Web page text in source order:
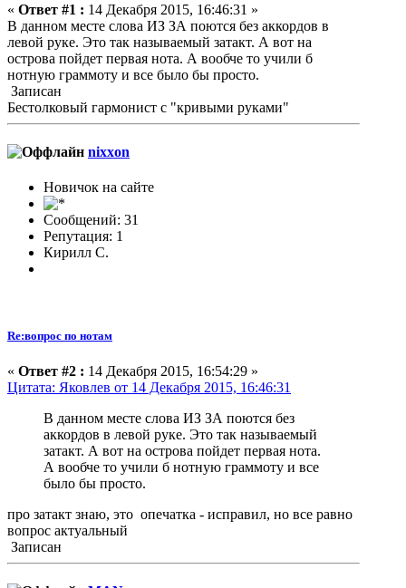
« Ответ #1 : 14 Декабря 2015, 16:46:31 »
В данном месте слова ИЗ ЗА поются без аккордов в
левой руке. Это так называемый затакт. А вот на
острова пойдет первая нота. А вообче то учили б
нотную граммоту и все было бы просто.
Записан
Бестолковый гармонист с "кривыми руками"
nixxon
Новичок на сайте
Сообщений: 31
Репутация: 1
Кирилл С.
Re:вопрос по нотам
« Ответ #2 : 14 Декабря 2015, 16:54:29 »
Цитата: Яковлев от 14 Декабря 2015, 16:46:31
В данном месте слова ИЗ ЗА поются без
аккордов в левой руке. Это так называемый
затакт. А вот на острова пойдет первая нота.
А вообче то учили б нотную граммоту и все
было бы просто.
про затакт знаю, это опечатка - исправил, но все равно
вопрос актуальный
Записан